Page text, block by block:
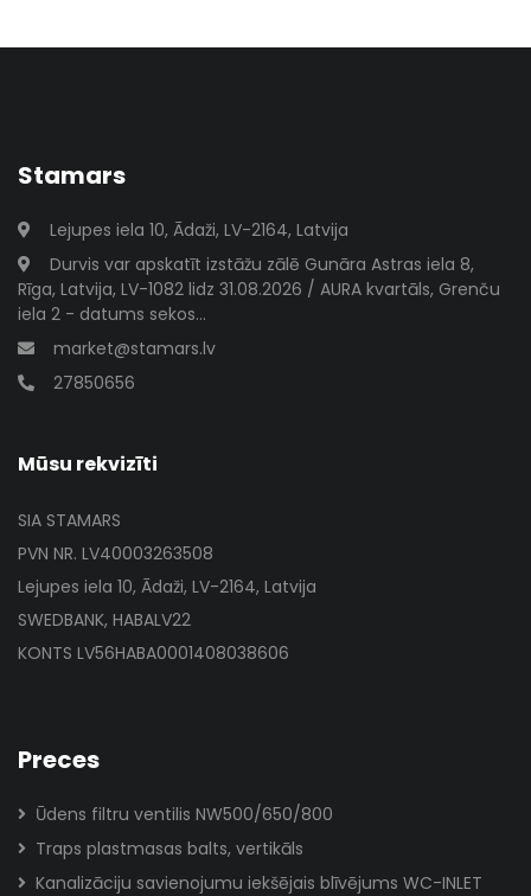
Stamars
Lejupes iela 10, Ādaži, LV-2164, Latvija
Durvis var apskatīt izstāžu zālē Gunāra Astras iela 8,
Rīga, Latvija, LV-1082 lidz 31.08.2026 / AURA kvartāls, Grenču
iela 2 - datums sekos...
market@stamars.lv
27850656
Mūsu rekvizīti
SIA STAMARS
PVN NR. LV40003263508
Lejupes iela 10, Ādaži, LV-2164, Latvija
SWEDBANK, HABALV22
KONTS LV56HABA0001408038606
Preces
Ūdens filtru ventilis NW500/650/800
Traps plastmasas balts, vertikāls
Kanalizāciju savienojumu iekšējais blīvējums WC-INLET